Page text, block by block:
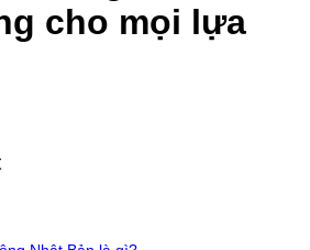
Phổ
Biến
cho mọi lựa